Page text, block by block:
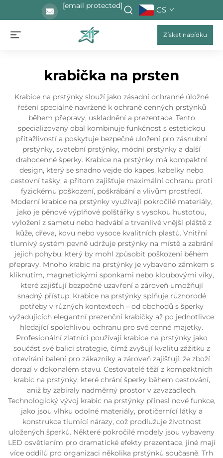
[email protected] CS
Získat nabídku
krabička na prsten
Krabice na prstýnky slouží jako zásadní ochranné úložné
řešení speciálně navržené k ochraně cenných prstýnků
během přepravy, uskladnění a prezentace. Tento
specializovaný obal kombinuje funkčnost s estetickou
přitažlivostí a poskytuje bezpečné uložení pro zásnubní
prstýnky, svatební prstýnky, módní prstýnky a další
drahocenné šperky. Krabice na prstýnky má kompaktní
design, který se snadno vejde do kapes, kabelky nebo
cestovní tašky, a přitom zajišťuje maximální ochranu proti
fyzickému poškození, poškrábání a vlivům prostředí.
Moderní krabice na prstýnky využívají pokročilé materiály,
jako je pěnové výplňové polštářky s vysokou hustotou,
vyložení z sametu nebo hedvábí a trvanlivé vnější pláště z
kůže, dřeva, kovu nebo vysoce kvalitních plastů. Vnitřní
tlumivý systém pevně udržuje prstýnky na místě a zabrání
jejich pohybu, který by mohl způsobit poškození během
přepravy. Mnoho krabic na prstýnky je vybaveno zámkem s
kliknutím, magnetickými sponkami nebo kloubovými víky,
které zajišťují bezpečné uzavření a zároveň umožňují
snadný přístup. Krabice na prstýnky splňuje různorodé
potřeby v různých kontextech – od obchodů s šperky
vyžadujících elegantní prezenční krabičky až po jednotlivce
hledající spolehlivou ochranu pro své cenné majetky.
Profesionální zlatníci používají krabice na prstýnky jako
součást své balicí strategie, čímž zvyšují kvalitu zážitku z
otevírání balení pro zákazníky a zároveň zajišťují, že zboží
dorazí v dokonalém stavu. Cestovatelé těží z kompaktních
krabic na prstýnky, které chrání šperky během cestování,
aniž by zabíraly nadměrný prostor v zavazadlech.
Technologický vývoj krabic na prstýnky přinesl nové funkce,
jako jsou vlhku odolné materiály, protičernící látky a
konstrukce tlumící nárazy, což prodlužuje životnost
uložených šperků. Některé pokročilé modely jsou vybaveny
LED osvětlením pro dramatické efekty prezentace, jiné mají
více oddílů pro organizaci několika prstýnků současně. Trh